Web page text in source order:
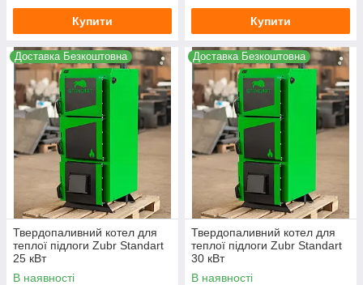
Купити Купити
Доставка Безкоштовна
Твердопаливний котел для
теплої підлоги Zubr Standart
25 кВт
В наявності
Доставка Безкоштовна
Твердопаливний котел для
теплої підлоги Zubr Standart
30 кВт
В наявності